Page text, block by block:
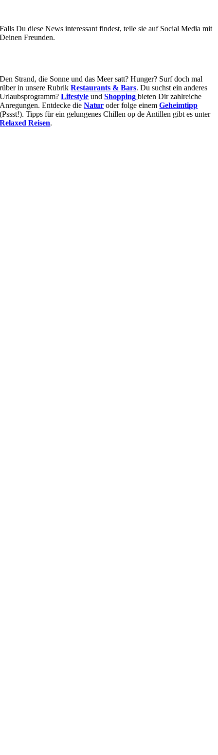
Falls Du diese News interessant findest, teile sie auf Social Media mit
Deinen Freunden.
Den Strand, die Sonne und das Meer satt? Hunger? Surf doch mal
rüber in unsere RubrikRestaurants & Bars. Du suchst ein anderes
Urlaubsprogramm?Lifestyle undShopping bieten Dir zahlreiche
Anregungen. Entdecke dieNatur oder folge einemGeheimtipp
(Pssst!). Tipps für ein gelungenes Chillen op de Antillen gibt es unter
Relaxed Reisen.